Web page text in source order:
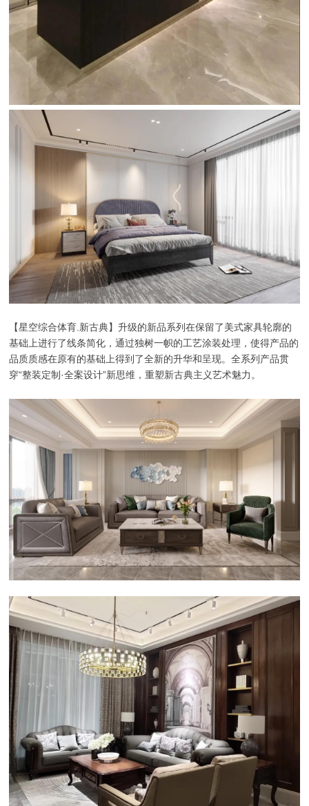
【星空综合体育.新古典】升级的新品系列在保留了美式家具轮廓的
基础上进行了线条简化，通过独树一帜的工艺涂装处理，使得产品的
品质质感在原有的基础上得到了全新的升华和呈现。全系列产品贯
穿“整装定制·全案设计”新思维，重塑新古典主义艺术魅力。